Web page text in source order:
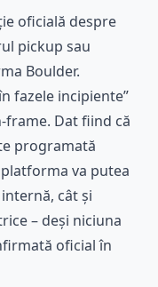
oficială despre
pickup sau
Boulder.
fazele incipiente”
Dat fiind că
programată
va putea
cât și
– deși niciuna
oficial în